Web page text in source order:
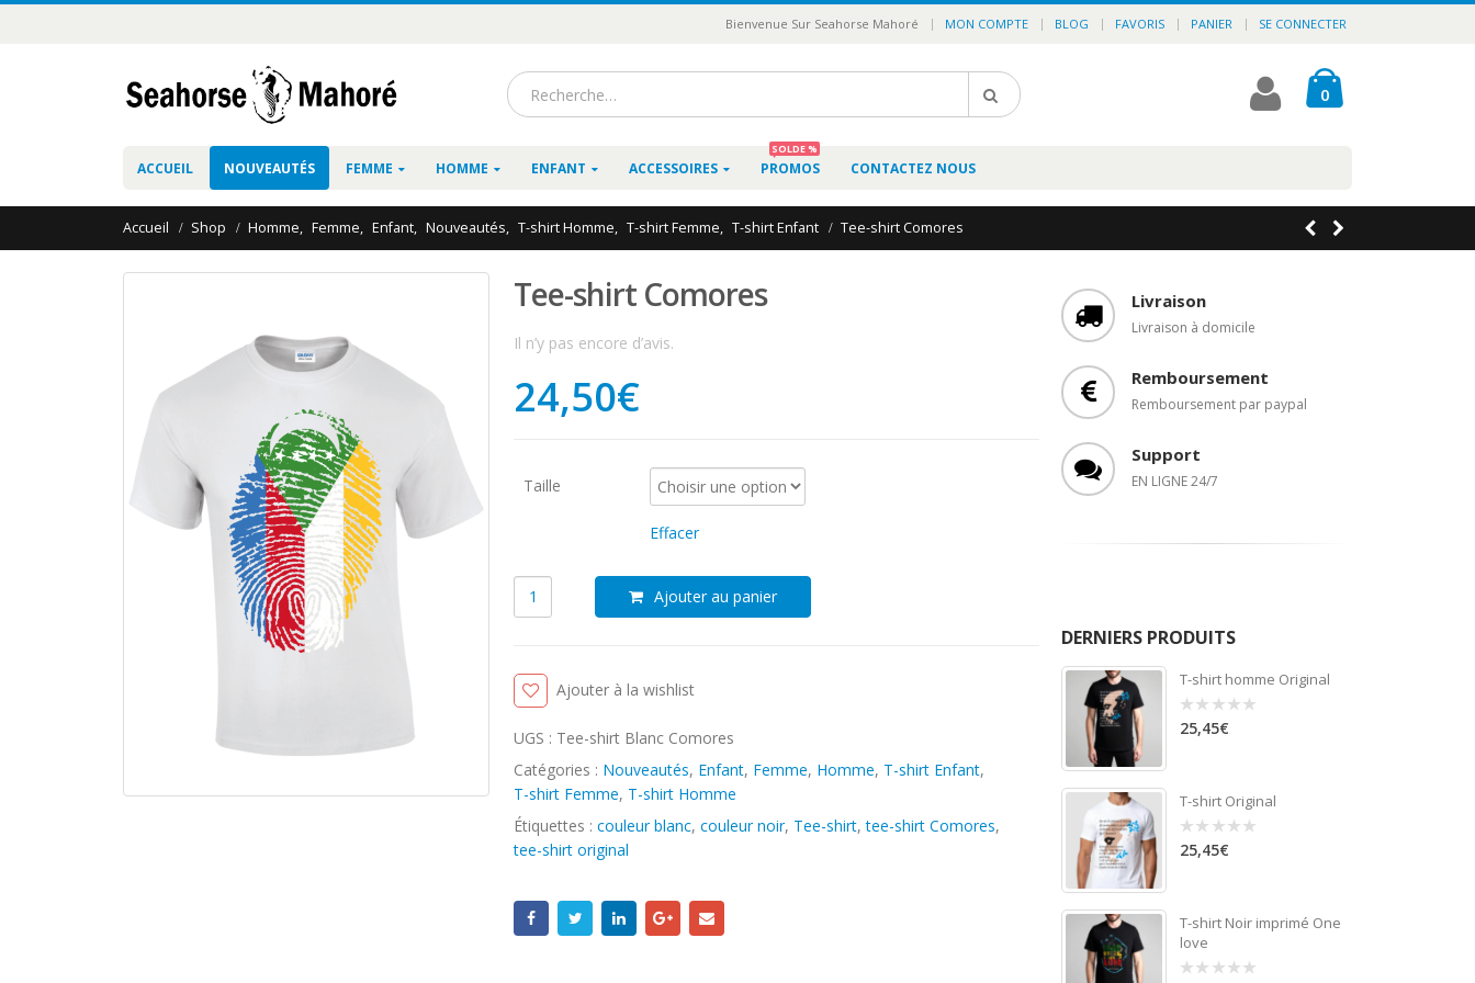
Bienvenue Sur Seahorse Mahoré | MON COMPTE BLOG FAVORIS PANIER SE CONNECTER
0
ACCUEIL NOUVEAUTÉS FEMME HOMME ENFANT ACCESSOIRES PROMOS
SOLDE %
CONTACTEZ NOUS
Accueil Shop Homme, Femme, Enfant, Nouveautés, T-shirt Homme, T-shirt Femme, T-shirt Enfant Tee-shirt Comores
Tee-shirt Comores
Il n’y pas encore d’avis.
24,50€
Taille
Effacer
Ajouter au panier
Ajouter à la wishlist
UGS : Tee-shirt Blanc Comores
Catégories : Nouveautés, Enfant, Femme, Homme, T-shirt Enfant,
T-shirt Femme, T-shirt Homme
Étiquettes :couleur blanc,couleur noir, Tee-shirt,tee-shirt Comores,
tee-shirt original
Livraison
Livraison à domicile
Remboursement
Remboursement par paypal
Support
EN LIGNE 24/7
DERNIERS PRODUITS
T-shirt homme Original
0
out
25,45€
T-shirt Original
0
out
25,45€
T-shirt Noir imprimé One
love